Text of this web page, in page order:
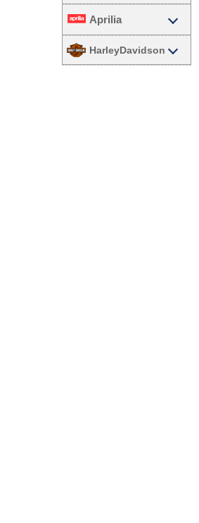
Aprilia
HarleyDavidson